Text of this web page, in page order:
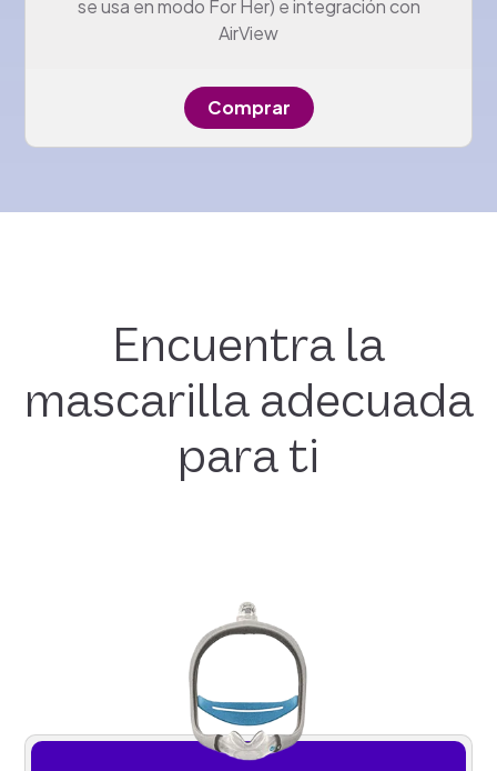
se usa en modo For Her) e integración con
AirView
Comprar
Encuentra la
mascarilla adecuada
para ti